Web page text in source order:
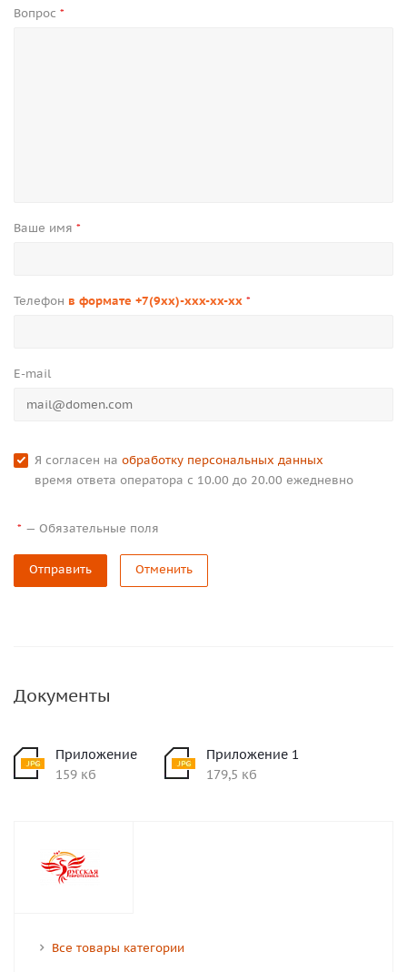
Вопрос *
Ваше имя *
Телефон в формате +7(9xx)-xxx-xx-xx *
E-mail
Я согласен на обработку персональных данных
время ответа оператора с 10.00 до 20.00 ежедневно
* — Обязательные поля
Отправить Отменить
Документы
Приложение
159 кб
Приложение 1
179,5 кб
Все товары категории